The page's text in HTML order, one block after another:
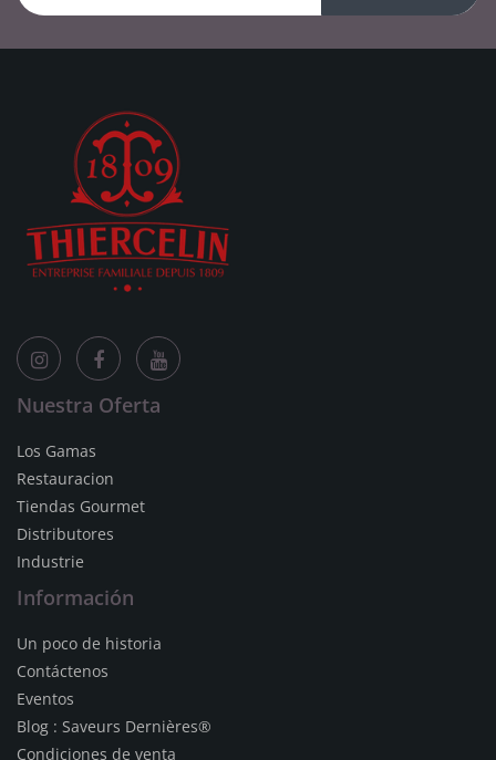
Nuestra Oferta
Los Gamas
Restauracion
Tiendas Gourmet
Distributores
Industrie
Información
Un poco de historia
Contáctenos
Eventos
Blog : Saveurs Dernières®
Condiciones de venta